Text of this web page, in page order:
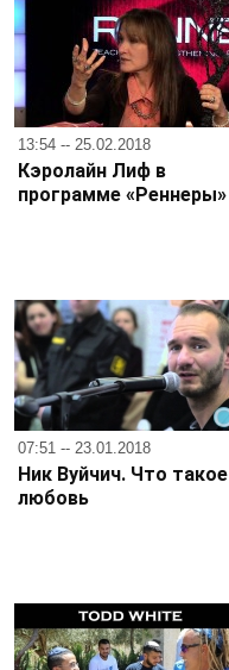
13:54 -- 25.02.2018
Кэролайн Лиф в
программе «Реннеры»
07:51 -- 23.01.2018
Ник Вуйчич. Что такое
любовь